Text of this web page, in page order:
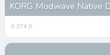
KORG Modwave Native
0 374 0